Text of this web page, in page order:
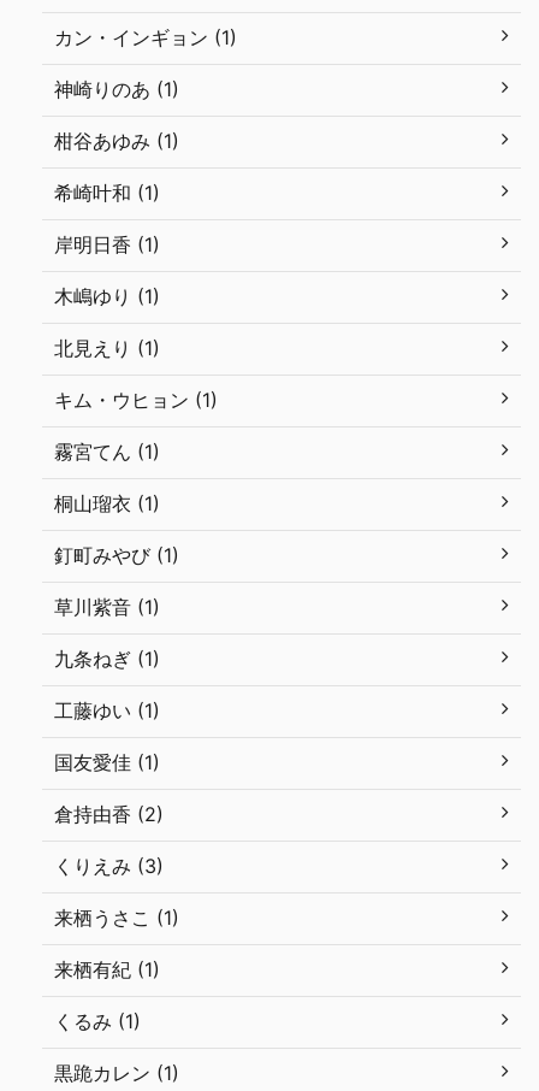
カン・インギョン (1)
神崎りのあ (1)
柑谷あゆみ (1)
希崎叶和 (1)
岸明日香 (1)
木嶋ゆり (1)
北見えり (1)
キム・ウヒョン (1)
霧宮てん (1)
桐山瑠衣 (1)
釘町みやび (1)
草川紫音 (1)
九条ねぎ (1)
工藤ゆい (1)
国友愛佳 (1)
倉持由香 (2)
くりえみ (3)
来栖うさこ (1)
来栖有紀 (1)
くるみ (1)
黒跪カレン (1)